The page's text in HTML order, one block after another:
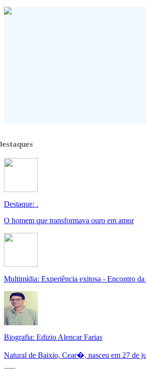
Destaque: .
O homem que transformava ouro em amor
Multimídia: Experiência exitosa - Encontro
Biografia: Edizio Alencar Farias
Natural de Baixio, Cear�, nasceu em 27 de